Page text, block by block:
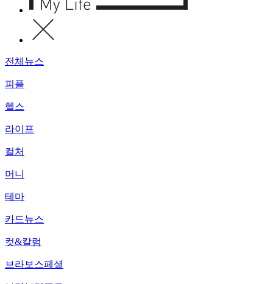
전체뉴스
피플
헬스
라이프
컬처
머니
테마
카드뉴스
컷&칼럼
브라보스페셜